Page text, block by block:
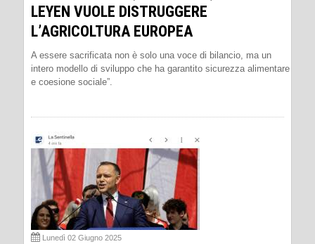
LEYEN VUOLE DISTRUGGERE
L’AGRICOLTURA EUROPEA
A essere sacrificata non è solo una voce di bilancio, ma un
intero modello di sviluppo che ha garantito sicurezza alimentare
e coesione sociale”.
Lunedì 02 Giugno 2025